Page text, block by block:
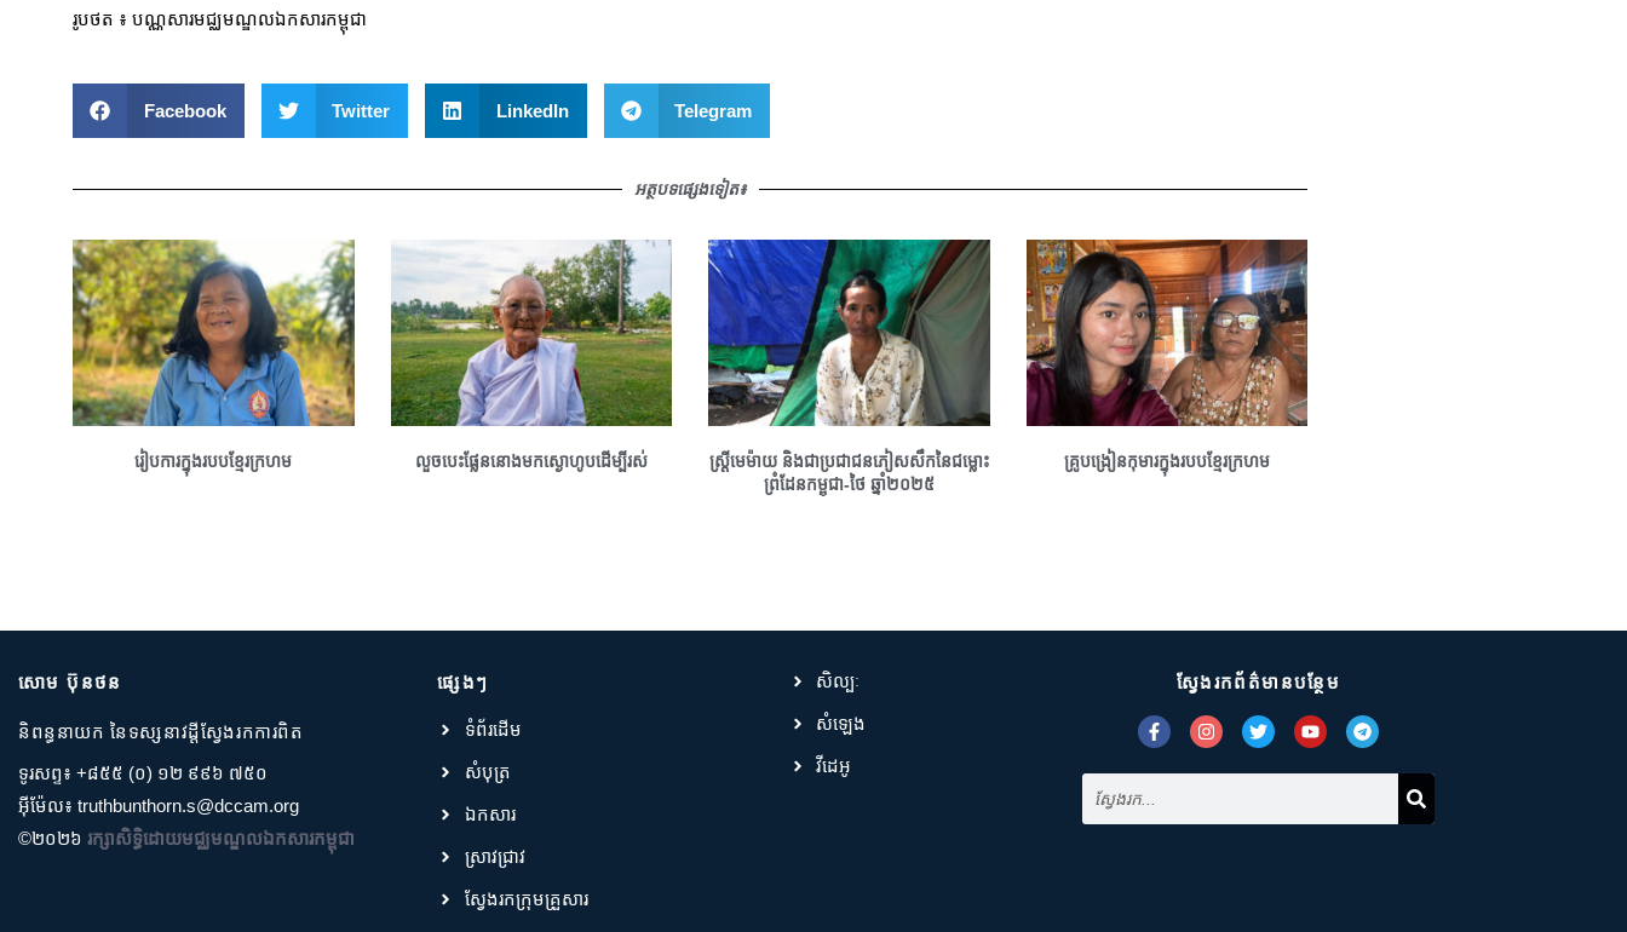
រូបថត ៖ បណ្ណសារមជ្ឈមណ្ឌលឯកសារកម្ពុជា
Facebook Twitter LinkedIn Telegram
អត្ថបទផ្សេងទៀត៖
រៀបការក្នុងរបបខ្មែរក្រហម លួចបេះផ្លែននោងមកស្ងោហូបដើម្បីរស់
ស្រ្តីមេម៉ាយ និងជាប្រជាជនភៀសសឹកនៃជម្លោះ
ព្រំដែនកម្ពុជា-ថៃ ឆ្នាំ២០២៥
គ្រូបង្រៀនកុមារក្នុងរបបខ្មែរក្រហម
សោម ប៊ុនថន
និពន្ធនាយក នៃទស្សនាវដ្តីស្វែងរកការពិត
ទូរសព្ទ៖ +៨៥៥ (០) ១២ ៩៩៦ ៧៥០
អ៊ីម៉ែល៖ truthbunthorn.s@dccam.org
©២០២៦ រក្សាសិទ្ធិដោយមជ្ឈមណ្ឌលឯកសារកម្ពុជា
ផ្សេងៗ
ទំព័រដើម
សំបុត្រ
ឯកសារ
ស្រាវជ្រាវ
ស្វែងរកក្រុមគ្រួសារ
សិល្បៈ
សំឡេង
វីដេអូ
ស្វែងរកព័ត៌មានបន្ថែម